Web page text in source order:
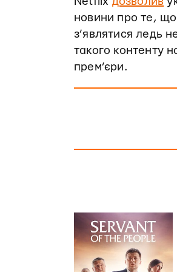
новини про те, що
з’являтися ледь
такого контенту
прем’єри.